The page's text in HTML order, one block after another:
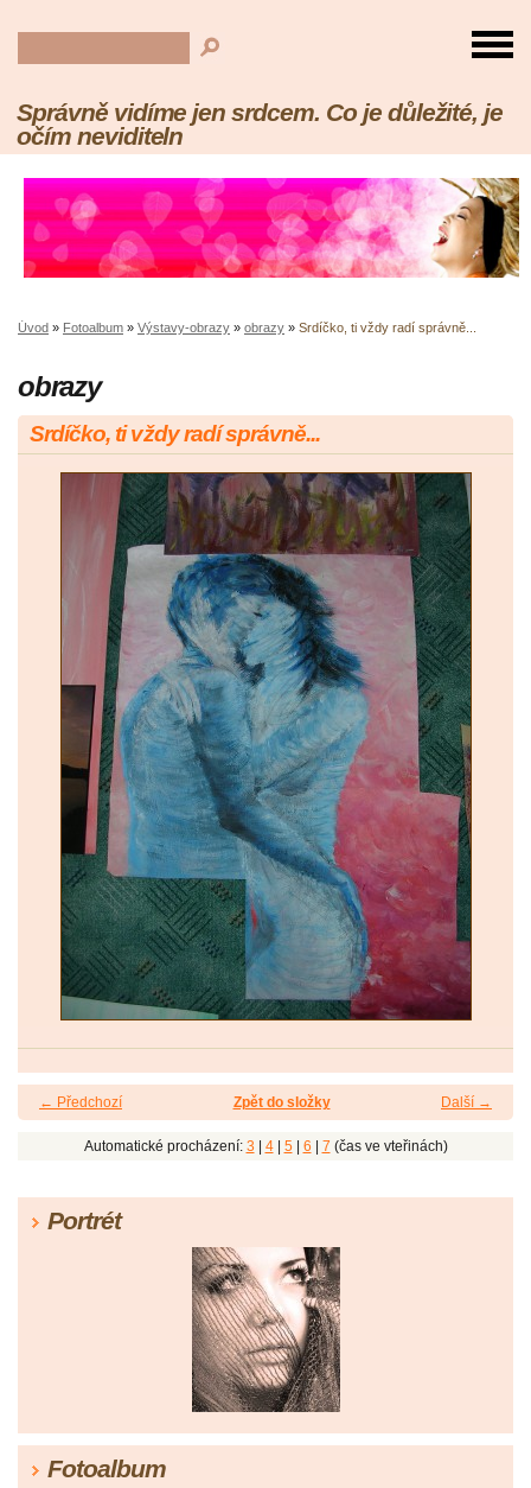
Správně vidíme jen srdcem. Co je důležité, je
očím neviditeln
Úvod » Fotoalbum » Výstavy-obrazy » obrazy » Srdíčko, ti vždy radí správně...
obrazy
Srdíčko, ti vždy radí správně...
← Předchozí Další →
Zpět do složky
Automatické procházení: 3 4| 5| 6 7 (čas ve vteřinách)
Portrét
Fotoalbum